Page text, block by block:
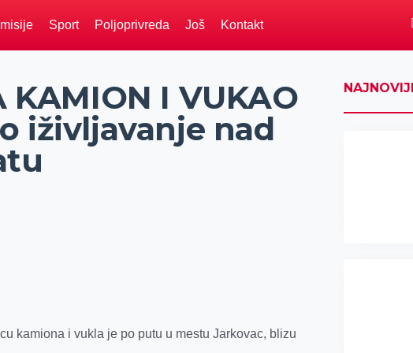
Sport Poljoprivreda Još Kontakt
KAMION I VUKAO
iživljavanje nad
kamiona i vukla je po putu u mestu Jarkovac, blizu